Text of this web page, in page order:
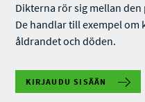
Dikterna rör sig mellan
De handlar till exempel
åldrandet och döden.
KIRJAUDU SISÄÄN